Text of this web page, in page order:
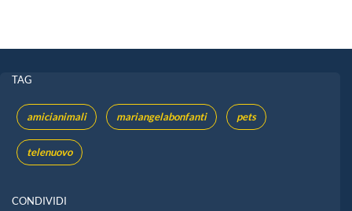
TAG
amicianimali mariangelabonfanti pets
telenuovo
CONDIVIDI